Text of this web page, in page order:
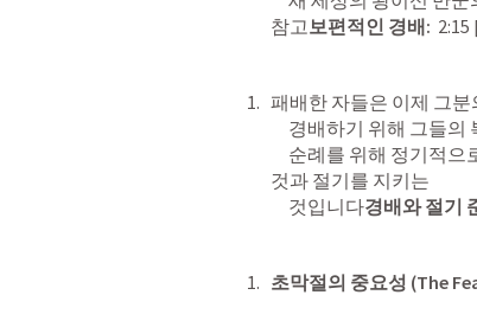
참고보편적인 경배:
2:15
패배한 자들은 이제 그
것과 절기를 지키는
     것입니다
경배와 절기
초막절의 중요성 (The